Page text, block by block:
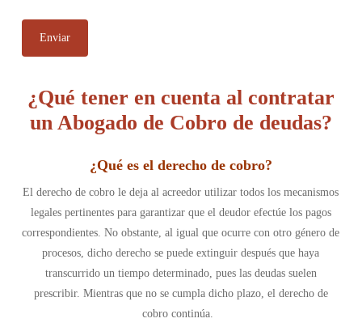
¿Qué tener en cuenta al contratar
un Abogado de Cobro de deudas?
¿Qué es el derecho de cobro?
El derecho de cobro le deja al acreedor utilizar todos los mecanismos
legales pertinentes para garantizar que el deudor efectúe los pagos
correspondientes. No obstante, al igual que ocurre con otro género de
procesos, dicho derecho se puede extinguir después que haya
transcurrido un tiempo determinado, pues las deudas suelen
prescribir. Mientras que no se cumpla dicho plazo, el derecho de
cobro continúa.